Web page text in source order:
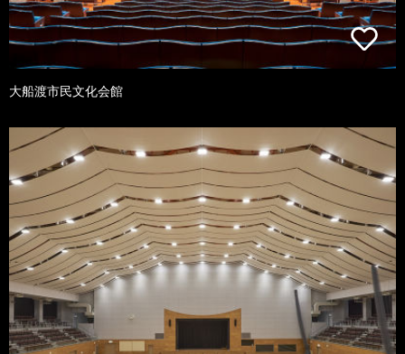
大船渡市民文化会館